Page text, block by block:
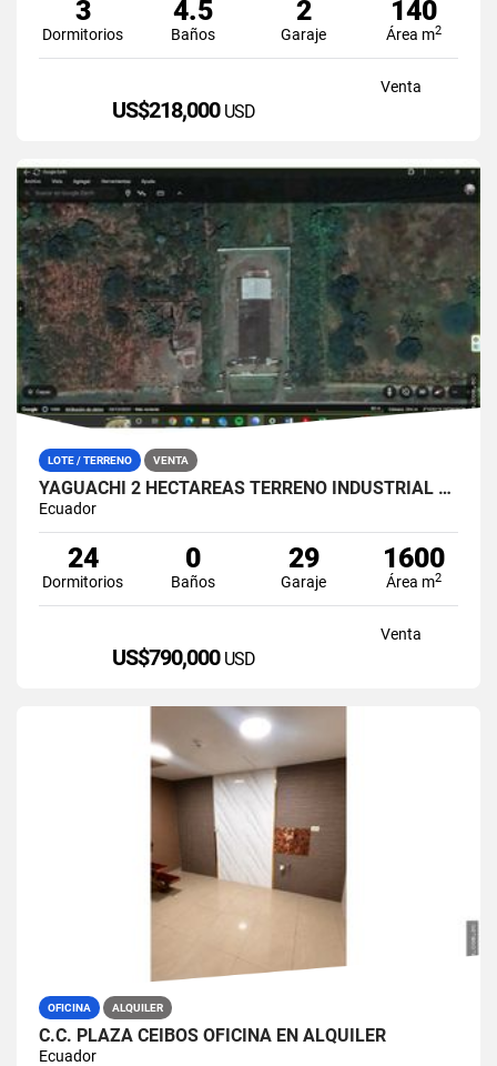
3
Dormitorios
4.5
Baños
2
Garaje
140
Área m2
Venta
US$218,000 USD
LOTE / TERRENO VENTA
YAGUACHI 2 HECTÁREAS TERRENO INDUSTRIAL EN VENTA | VIA MILAGRO KM 26
Ecuador
24
Dormitorios
0
Baños
29
Garaje
1600
Área m2
Venta
US$790,000 USD
OFICINA ALQUILER
C.C. PLAZA CEIBOS OFICINA EN ALQUILER
Ecuador